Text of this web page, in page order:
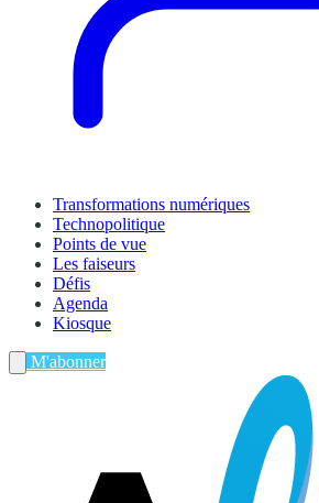
Transformations numériques
Technopolitique
Points de vue
Les faiseurs
Défis
Agenda
Kiosque
M'abonner